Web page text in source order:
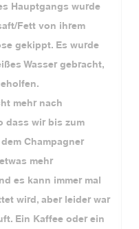
Hauptgangs wurde
Fett von ihrem
gekippt. Es wurde
Wasser gebracht,
mehr nach
dass wir bis zum
Champagner
mehr
es kann immer mal
wird, aber leider war
Ein Kaffee oder ein